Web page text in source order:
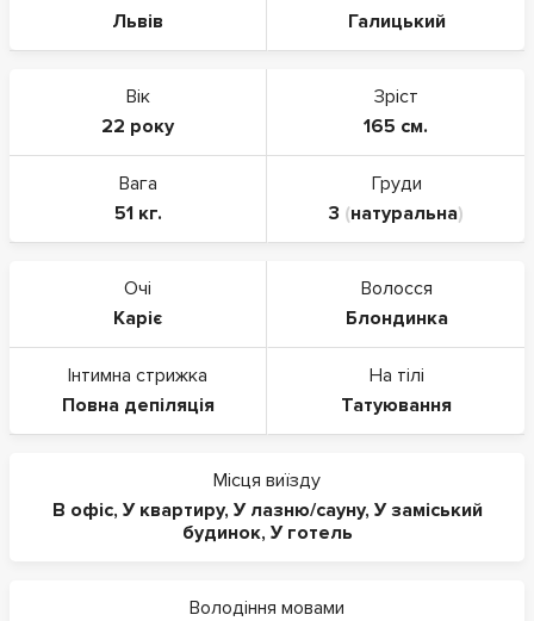
Львів
Галицький
Вік
22 року
Зріст
165 см.
Вага
51 кг.
Груди
3 (натуральна)
Очі
Каріє
Волосся
Блондинка
Інтимна стрижка
Повна депіляція
На тілі
Татуювання
Місця виїзду
В офіс, У квартиру, У лазню/сауну, У заміський
будинок, У готель
Володіння мовами